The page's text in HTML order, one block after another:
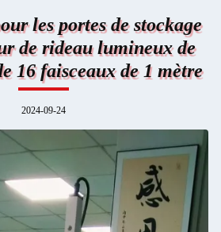
les portes de stockage
de rideau lumineux de
16 faisceaux de 1 mètre
2024-09-24